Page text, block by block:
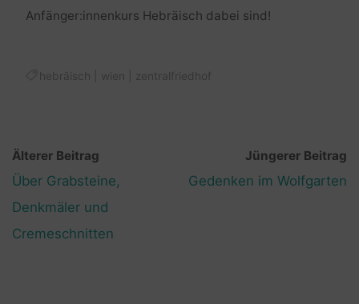
Anfänger:innenkurs Hebräisch dabei sind!
hebräisch wien zentralfriedhof
Älterer Beitrag
Über Grabsteine,
Denkmäler und
Cremeschnitten
Jüngerer Beitrag
Gedenken im Wolfgarten